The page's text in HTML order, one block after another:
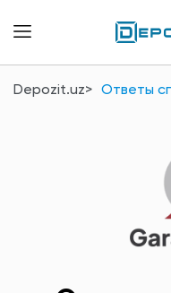
Depozit.uz Ответы